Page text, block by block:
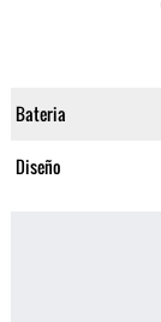
Bateria
Diseño